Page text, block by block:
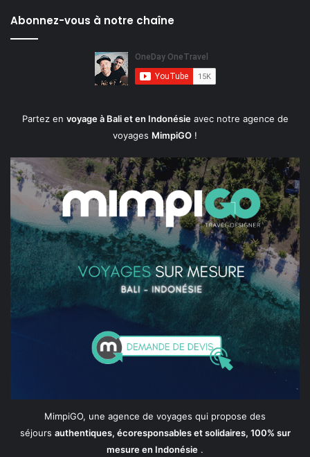
Abonnez-vous à notre chaîne
Partez en voyage à Bali et en Indonésieavec notre agence de
voyages MimpiGO !
MimpiGO, une agence de voyages qui propose des
séjours authentiques, écoresponsables et solidaires, 100% sur
mesure en Indonésie .